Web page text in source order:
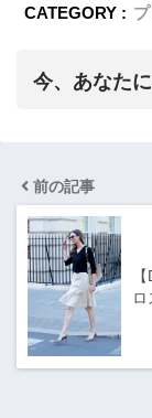
CATEGORY :
今、あなた
前の記事